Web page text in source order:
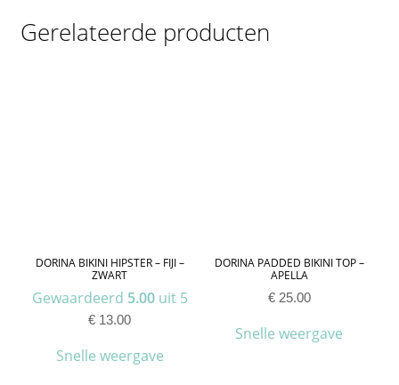
Gerelateerde producten
DORINA BIKINI HIPSTER – FIJI –
ZWART
Gewaardeerd 5.00uit 5
€ 13.00
Snelle weergave
DORINA PADDED BIKINI TOP –
APELLA
€25.00
Snelle weergave